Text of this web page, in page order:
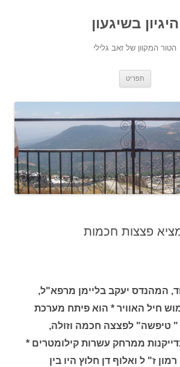
היגיון בשיגעון
הטור המקוון של זאב גלילי
תפריט
פצצות חכמות
המהנדס יעקב בליימן מרפא"ל,
חיל האוויר * הוא פיתח מערכת
טיפשה" לפצצה חכמה וזולה,
ממרחק עשרות קילומטרים *
ז" ל ואלוף דן חלוץ היו בין